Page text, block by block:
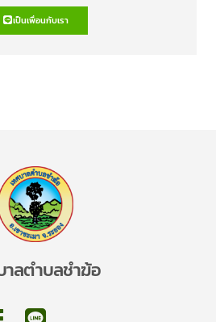
เป็นเพื่อนกับเรา
าลตำบลชำฆ้อ